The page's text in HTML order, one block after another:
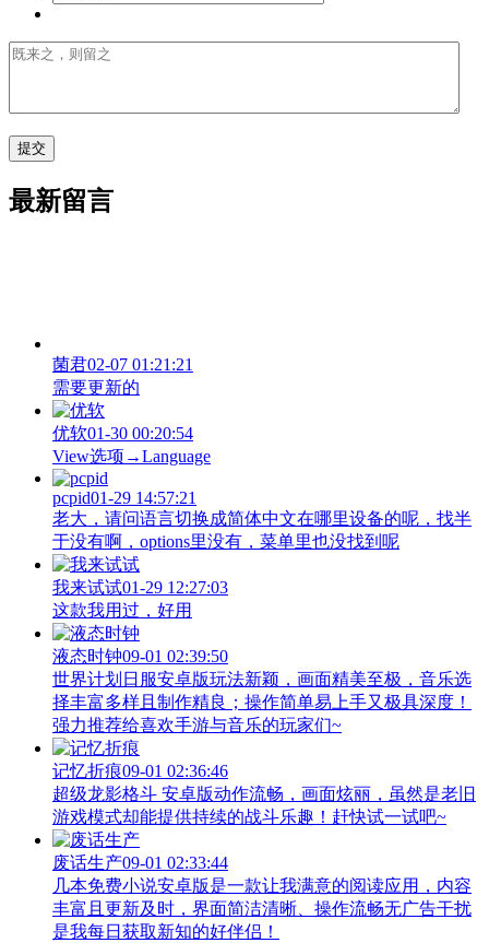
最新留言
菌君02-07 01:21:21
需要更新的
优软01-30 00:20:54
View‌选项→Language
pcpid01-29 14:57:21
老大，请问语言切换成简体中文在哪里设备的呢，找半
于没有啊，options里没有，菜单里也没找到呢
我来试试01-29 12:27:03
这款我用过，好用
液态时钟09-01 02:39:50
世界计划日服安卓版玩法新颖，画面精美至极，音乐选
择丰富多样且制作精良；操作简单易上手又极具深度！
强力推荐给喜欢手游与音乐的玩家们~
记忆折痕09-01 02:36:46
超级龙影格斗 安卓版动作流畅，画面炫丽，虽然是老旧
游戏模式却能提供持续的战斗乐趣！赶快试一试吧~
废话生产09-01 02:33:44
几本免费小说安卓版是一款让我满意的阅读应用，内容
丰富且更新及时，界面简洁清晰、操作流畅无广告干扰
是我每日获取新知的好伴侣！